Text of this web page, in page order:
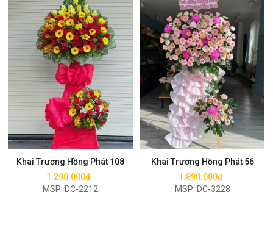
Khai Trương Hồng Phát 108
1.290.000đ
MSP: DC-2212
Mua ngay
Khai Trương Hồng Phát 56
1.890.000đ
MSP: DC-3228
Mua ngay